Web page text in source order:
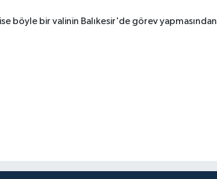
böyle bir valinin Balıkesir'de görev yapmasından